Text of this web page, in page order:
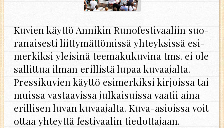
Ku­vien käyt­tö An­ni­kin Ru­no­fes­ti­vaa­liin suo­
ra­nai­ses­ti liit­ty­mät­tö­mis­sä yh­teyk­sis­sä esi­
mer­kik­si ylei­si­nä tee­ma­ku­ku­vi­na tms. ei ole
sal­lit­tua ilman eril­lis­tä lupaa ku­vaa­jal­ta.
Pres­si­ku­vien käyt­tö esi­mer­kik­si kir­jois­sa tai
muis­sa vas­taa­vis­sa jul­kai­suis­sa vaa­tii aina
eril­li­sen luvan ku­vaa­jal­ta. Ku­va-asiois­sa voit
ottaa yh­teyt­tä fes­ti­vaa­lin tie­dot­ta­jaan.